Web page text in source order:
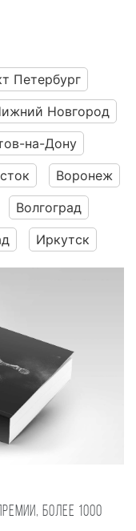
Петербург
Новгород
на-Дону
Воронеж
Волгоград
Иркутск
более 1000